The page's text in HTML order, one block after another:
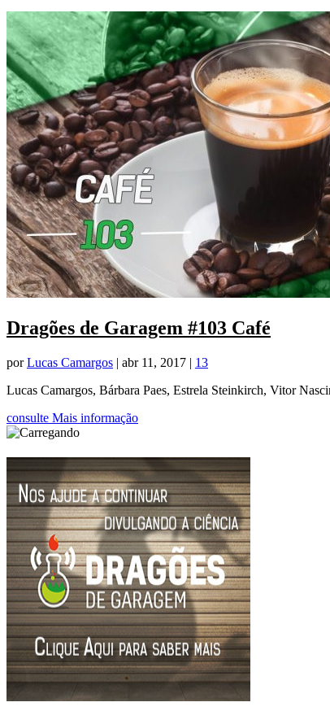
Dragões de Garagem #103 Café
porLucas Camargos | abr 11, 2017 | 13
Lucas Camargos, Bárbara Paes, Estrela Steinkirch, Vitor
consulte Mais informação